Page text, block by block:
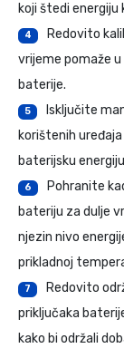
koji štedi energiju
4
Redovito
vrijeme pomaže
baterije.
5
Isključite
korištenih
baterijsku
6
Pohranite
bateriju za dulje
njezin nivo
prikladnoj
7
Redovito
priključaka
kako bi održali